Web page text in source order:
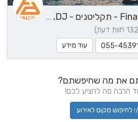
פיינל דראם - Final Drum - תקליטנים - DJ, נגן / הרכב מוזיקלי, שירותי מוזיקה
055- עוד מידע
את מה שחיפשתם?
הרבה מה להציע לכם!
לחיפוש מקום לאירוע